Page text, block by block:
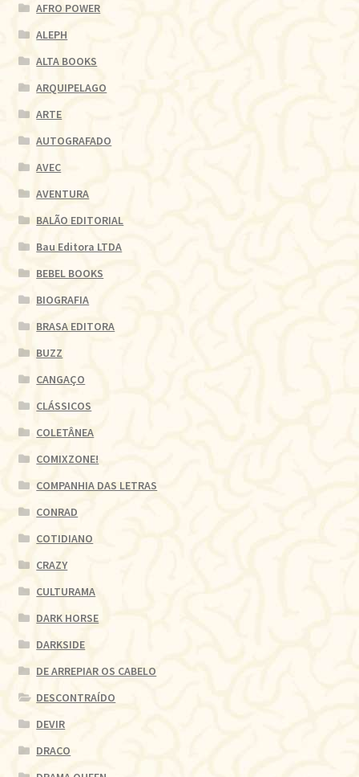
AFRO POWER
ALEPH
ALTA BOOKS
ARQUIPELAGO
ARTE
AUTOGRAFADO
AVEC
AVENTURA
BALÃO EDITORIAL
Bau Editora LTDA
BEBEL BOOKS
BIOGRAFIA
BRASA EDITORA
BUZZ
CANGAÇO
CLÁSSICOS
COLETÂNEA
COMIXZONE!
COMPANHIA DAS LETRAS
CONRAD
COTIDIANO
CRAZY
CULTURAMA
DARK HORSE
DARKSIDE
DE ARREPIAR OS CABELO
DESCONTRAÍDO
DEVIR
DRACO